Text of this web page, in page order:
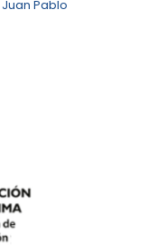
Juan Pablo